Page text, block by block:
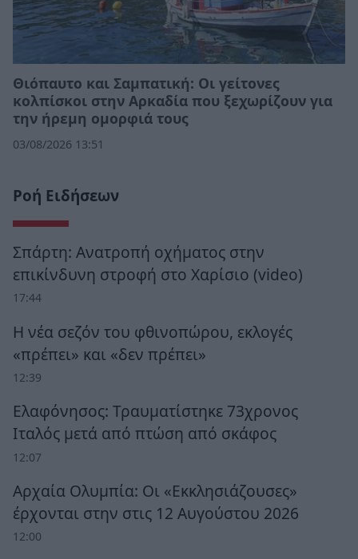
Θιόπαυτο και Σαμπατική: Οι γείτονες
κολπίσκοι στην Αρκαδία που ξεχωρίζουν για
την ήρεμη ομορφιά τους
03/08/2026 13:51
Ροή Ειδήσεων
Σπάρτη: Ανατροπή οχήματος στην
επικίνδυνη στροφή στο Χαρίσιο (video)
17:44
Η νέα σεζόν του φθινοπώρου, εκλογές
«πρέπει» και «δεν πρέπει»
12:39
Ελαφόνησος: Τραυματίστηκε 73χρονος
Ιταλός μετά από πτώση από σκάφος
12:07
Αρχαία Ολυμπία: Οι «Εκκλησιάζουσες»
έρχονται στην στις 12 Αυγούστου 2026
12:00